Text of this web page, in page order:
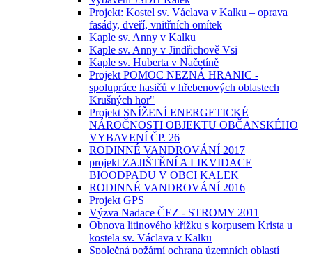
Projekt: Kostel sv. Václava v Kalku – oprava
fasády, dveří, vnitřních omítek
Kaple sv. Anny v Kalku
Kaple sv. Anny v Jindřichově Vsi
Kaple sv. Huberta v Načetíně
Projekt POMOC NEZNÁ HRANIC -
spolupráce hasičů v hřebenových oblastech
Krušných hor"
Projekt SNÍŽENÍ ENERGETICKÉ
NÁROČNOSTI OBJEKTU OBČANSKÉHO
VYBAVENÍ ČP. 26
RODINNÉ VANDROVÁNÍ 2017
projekt ZAJIŠTĚNÍ A LIKVIDACE
BIOODPADU V OBCI KALEK
RODINNÉ VANDROVÁNÍ 2016
Projekt GPS
Výzva Nadace ČEZ - STROMY 2011
Obnova litinového křížku s korpusem Krista u
kostela sv. Václava v Kalku
Společná požární ochrana územních oblastí